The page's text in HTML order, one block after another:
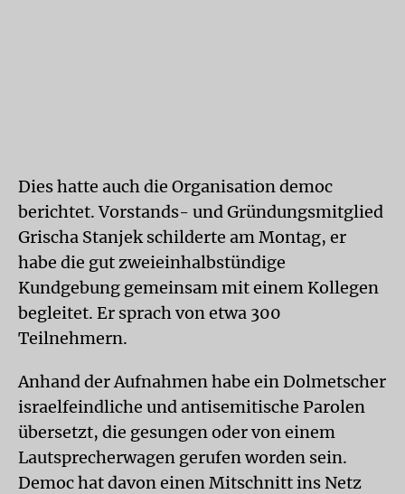
Dies hatte auch die Organisation democ
berichtet. Vorstands- und Gründungsmitglied
Grischa Stanjek schilderte am Montag, er
habe die gut zweieinhalbstündige
Kundgebung gemeinsam mit einem Kollegen
begleitet. Er sprach von etwa 300
Teilnehmern.
Anhand der Aufnahmen habe ein Dolmetscher
israelfeindliche und antisemitische Parolen
übersetzt, die gesungen oder von einem
Lautsprecherwagen gerufen worden sein.
Democ hat davon einen Mitschnitt ins Netz